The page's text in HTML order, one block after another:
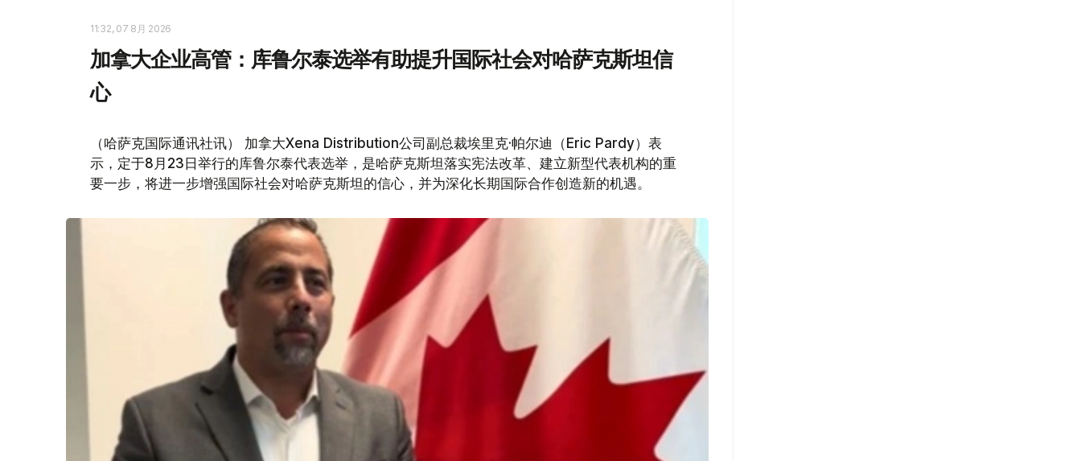
11:32, 07 8月 2026
加拿大企业高管：库鲁尔泰选举有助提升国际社会对哈萨克斯坦信
心
（哈萨克国际通讯社讯） 加拿大Xena Distribution公司副总裁埃里克·帕尔迪（Eric Pardy）表
示，定于8月23日举行的库鲁尔泰代表选举，是哈萨克斯坦落实宪法改革、建立新型代表机构的重
要一步，将进一步增强国际社会对哈萨克斯坦的信心，并为深化长期国际合作创造新的机遇。